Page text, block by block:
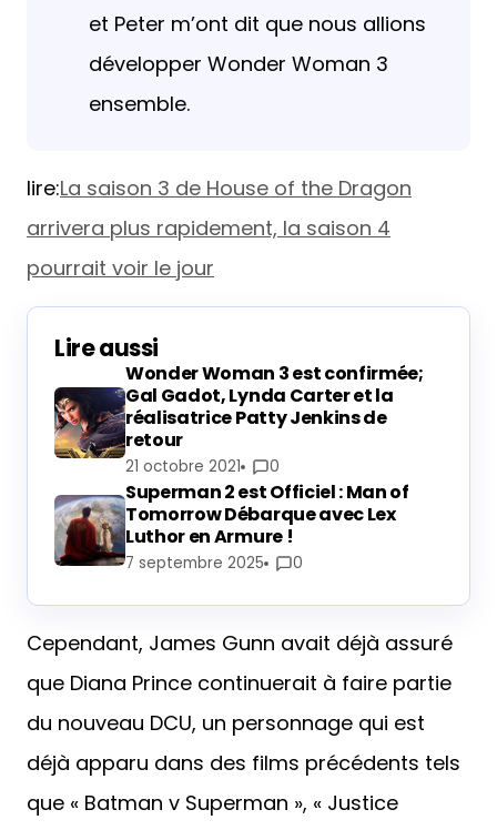
et Peter m’ont dit que nous allions
développer Wonder Woman 3
ensemble.
lire:La saison 3 de House of the Dragon
arrivera plus rapidement, la saison 4
pourrait voir le jour
Lire aussi
Wonder Woman 3 est confirmée;
Gal Gadot, Lynda Carter et la
réalisatrice Patty Jenkins de
retour
21 octobre 2021 0
Superman 2 est Officiel : Man of
Tomorrow Débarque avec Lex
Luthor en Armure !
7 septembre 2025 0
Cependant, James Gunn avait déjà assuré
que Diana Prince continuerait à faire partie
du nouveau DCU, un personnage qui est
déjà apparu dans des films précédents tels
que « Batman v Superman », « Justice